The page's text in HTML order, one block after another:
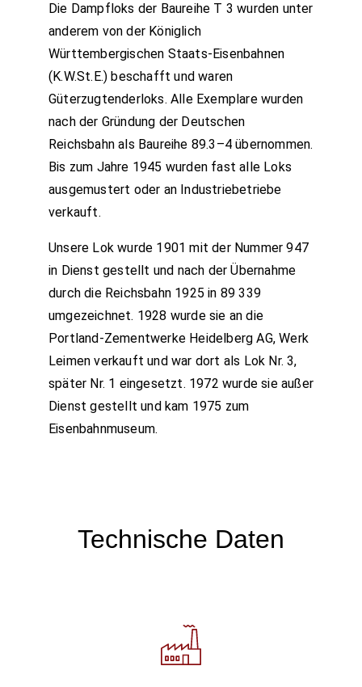
Die Dampfloks der Baureihe T 3 wurden unter
anderem von der Königlich
Württembergischen Staats-Eisenbahnen
(K.W.St.E.) beschafft und waren
Güterzugtenderloks. Alle Exemplare wurden
nach der Gründung der Deutschen
Reichsbahn als Baureihe 89.3–4 übernommen.
Bis zum Jahre 1945 wurden fast alle Loks
ausgemustert oder an Industriebetriebe
verkauft.
Unsere Lok wurde 1901 mit der Nummer 947
in Dienst gestellt und nach der Übernahme
durch die Reichsbahn 1925 in 89 339
umgezeichnet. 1928 wurde sie an die
Portland-Zementwerke Heidelberg AG, Werk
Leimen verkauft und war dort als Lok Nr. 3,
später Nr. 1 eingesetzt. 1972 wurde sie außer
Dienst gestellt und kam 1975 zum
Eisenbahnmuseum.
Technische Daten